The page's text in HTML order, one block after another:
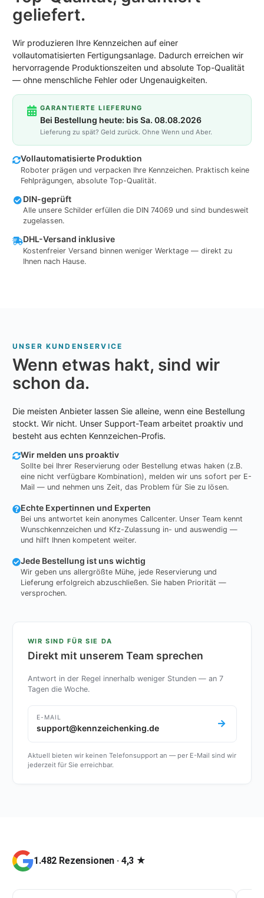
geliefert.
Wir produzieren Ihre Kennzeichen auf einer
vollautomatisierten Fertigungsanlage. Dadurch erreichen wir
hervorragende Produktionszeiten und absolute Top-Qualität
— ohne menschliche Fehler oder Ungenauigkeiten.
GARANTIERTE LIEFERUNG
Bei Bestellung heute: bis Sa. 08.08.2026
Lieferung zu spät? Geld zurück. Ohne Wenn und Aber.
Vollautomatisierte Produktion
Roboter prägen und verpacken Ihre Kennzeichen. Praktisch keine
Fehlprägungen, absolute Top-Qualität.
DIN-geprüft
Alle unsere Schilder erfüllen die DIN 74069 und sind bundesweit
zugelassen.
DHL-Versand inklusive
Kostenfreier Versand binnen weniger Werktage — direkt zu
Ihnen nach Hause.
UNSER KUNDENSERVICE
Wenn etwas hakt, sind wir
schon da.
Die meisten Anbieter lassen Sie alleine, wenn eine Bestellung
stockt. Wir nicht. Unser Support-Team arbeitet proaktiv und
besteht aus echten Kennzeichen-Profis.
Wir melden uns proaktiv
Sollte bei Ihrer Reservierung oder Bestellung etwas haken (z.B.
eine nicht verfügbare Kombination), melden wir uns sofort per E-
Mail — und nehmen uns Zeit, das Problem für Sie zu lösen.
Echte Expertinnen und Experten
Bei uns antwortet kein anonymes Callcenter. Unser Team kennt
Wunschkennzeichen und Kfz-Zulassung in- und auswendig —
und hilft Ihnen kompetent weiter.
Jede Bestellung ist uns wichtig
Wir geben uns allergrößte Mühe, jede Reservierung und
Lieferung erfolgreich abzuschließen. Sie haben Priorität —
versprochen.
WIR SIND FÜR SIE DA
Direkt mit unserem Team sprechen
Antwort in der Regel innerhalb weniger Stunden — an 7
Tagen die Woche.
E-MAIL
support@kennzeichenking.de
Aktuell bieten wir keinen Telefonsupport an — per E-Mail sind wir
jederzeit für Sie erreichbar.
1.482 Rezensionen · 4,3 ★